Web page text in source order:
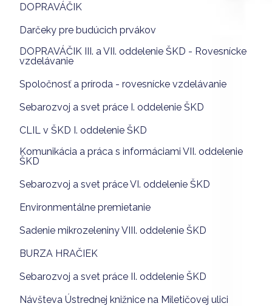
DOPRAVÁČIK
Darčeky pre budúcich prvákov
DOPRAVÁČIK III. a VII. oddelenie ŠKD - Rovesnícke
vzdelávanie
Spoločnosť a príroda - rovesnícke vzdelávanie
Sebarozvoj a svet práce I. oddelenie ŠKD
CLIL v ŠKD I. oddelenie ŠKD
Komunikácia a práca s informáciami VII. oddelenie
ŠKD
Sebarozvoj a svet práce VI. oddelenie ŠKD
Environmentálne premietanie
Sadenie mikrozeleniny VIII. oddelenie ŠKD
BURZA HRAČIEK
Sebarozvoj a svet práce II. oddelenie ŠKD
Návšteva Ústrednej knižnice na Miletičovej ulici